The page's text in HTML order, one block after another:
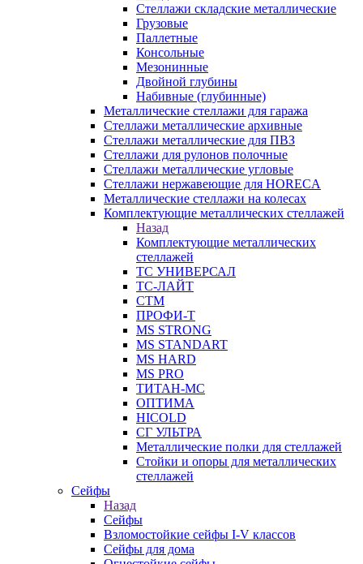
Стеллажи складские металлические
Грузовые
Паллетные
Консольные
Мезонинные
Двойной глубины
Набивные (глубинные)
Металлические стеллажи для гаража
Стеллажи металлические архивные
Стеллажи металлические для ПВЗ
Стеллажи для рулонов полочные
Стеллажи металлические угловые
Стеллажи нержавеющие для HORECA
Металлические стеллажи на колесах
Комплектующие металлических стеллажей
Назад
Комплектующие металлических
стеллажей
ТС УНИВЕРСАЛ
ТС-ЛАЙТ
СТМ
ПРОФИ-Т
MS STRONG
MS STANDART
MS HARD
MS PRO
ТИТАН-МС
ОПТИМА
HICOLD
СГ УЛЬТРА
Металлические полки для стеллажей
Стойки и опоры для металлических
стеллажей
Сейфы
Назад
Сейфы
Взломостойкие сейфы I-V классов
Сейфы для дома